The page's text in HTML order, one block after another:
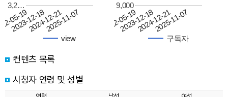
view
05-19
2023-12-182024-12-21
2025-11-07
3,2…
구독자
2022-05-19
2023-12-182024-12-21
2025-11-07
9,000
컨텐츠 목록
시청자 연령 및 성별